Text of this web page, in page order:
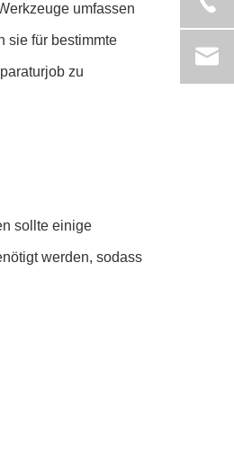
umfassen
sie für bestimmte
zu
sollte einige
werden, sodass